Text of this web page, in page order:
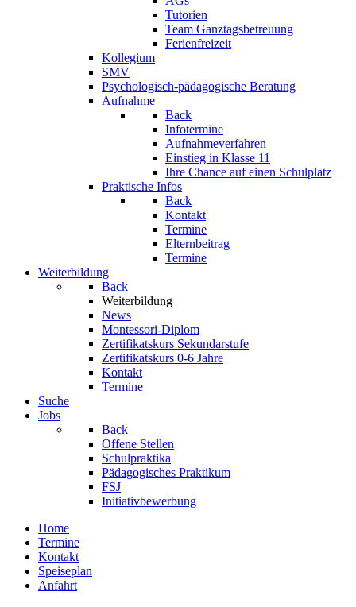
Tutorien
Team Ganztagsbetreuung
Ferienfreizeit
Kollegium
SMV
Psychologisch-pädagogische Beratung
Aufnahme
Back
Infotermine
Aufnahmeverfahren
Einstieg in Klasse 11
Ihre Chance auf einen Schulplatz
Praktische Infos
Back
Kontakt
Termine
Elternbeitrag
Termine
Weiterbildung
Back
Weiterbildung
News
Montessori-Diplom
Zertifikatskurs Sekundarstufe
Zertifikatskurs 0-6 Jahre
Kontakt
Termine
Suche
Jobs
Back
Offene Stellen
Schulpraktika
Pädagogisches Praktikum
FSJ
Initiativbewerbung
Home
Termine
Kontakt
Speiseplan
Anfahrt